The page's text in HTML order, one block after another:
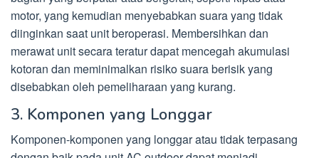
motor, yang kemudian menyebabkan suara yang tidak
diinginkan saat unit beroperasi. Membersihkan dan
merawat unit secara teratur dapat mencegah akumulasi
kotoran dan meminimalkan risiko suara berisik yang
disebabkan oleh pemeliharaan yang kurang.
3. Komponen yang Longgar
Komponen-komponen yang longgar atau tidak terpasang